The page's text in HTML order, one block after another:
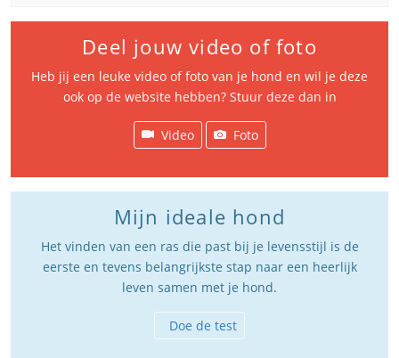
Deel jouw video of foto
Heb jij een leuke video of foto van je hond en wil je deze
ook op de website hebben? Stuur deze dan in
Video Foto
Mijn ideale hond
Het vinden van een ras die past bij je levensstijl is de
eerste en tevens belangrijkste stap naar een heerlijk
leven samen met je hond.
Doe de test